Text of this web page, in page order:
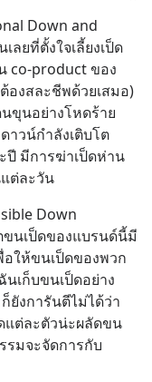
Down and
ยที่ตั้งใจเลี้ยงเป็ด
co-product ของ
องสละชีพด้วยเสมอ)
ขุนอย่างโหดร้าย
วน์กำลังเติบโต
ปี มีการฆ่าเป็ดห่าน
ต่ละวัน
Down
ขนเป็ดของแบรนด์นี้มี
ให้ขนเป็ดของพวก
เก็บขนเป็ดอย่าง
ยังการันตีไม่ได้ว่า
แต่ละตัวน่ะผลัดขน
รมจะจัดการกับ